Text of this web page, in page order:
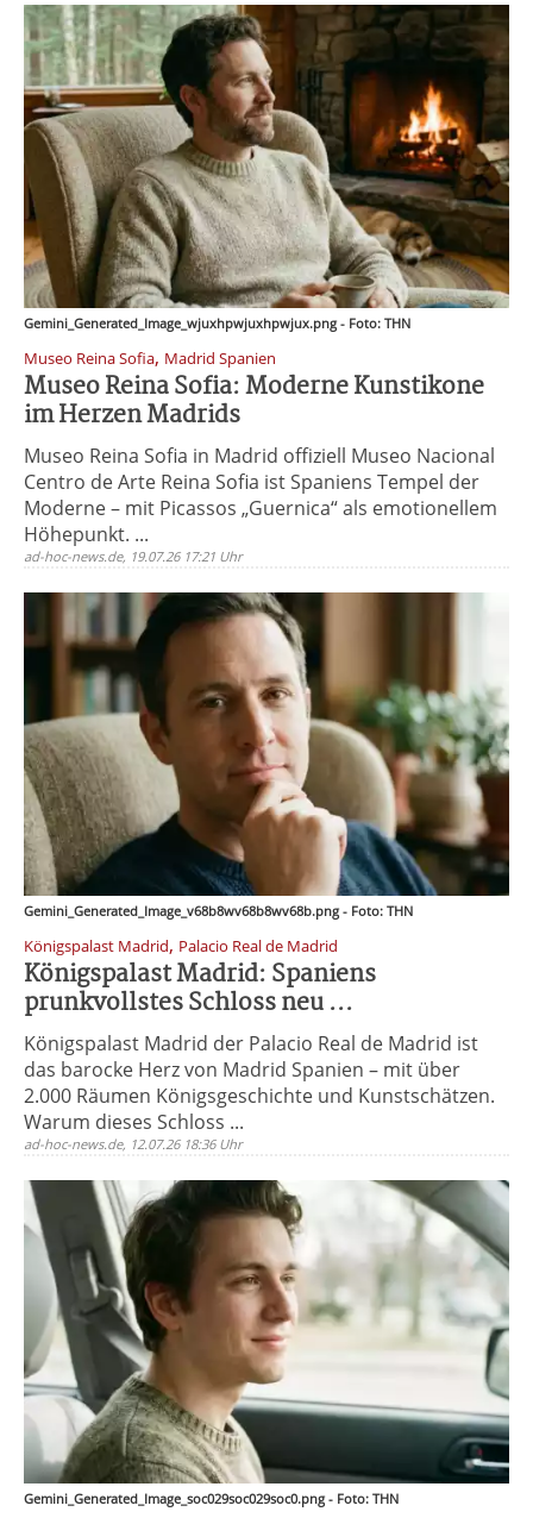
Gemini_Generated_Image_wjuxhpwjuxhpwjux.png - Foto: THN
Museo Reina Sofia, Madrid Spanien
Museo Reina Sofia: Moderne Kunstikone
im Herzen Madrids
Museo Reina Sofia in Madrid offiziell Museo Nacional
Centro de Arte Reina Sofia ist Spaniens Tempel der
Moderne – mit Picassos „Guernica“ als emotionellem
Höhepunkt. ...
ad-hoc-news.de, 19.07.26 17:21 Uhr
Gemini_Generated_Image_v68b8wv68b8wv68b.png - Foto: THN
Königspalast Madrid, Palacio Real de Madrid
Königspalast Madrid: Spaniens
prunkvollstes Schloss neu ...
Königspalast Madrid der Palacio Real de Madrid ist
das barocke Herz von Madrid Spanien – mit über
2.000 Räumen Königsgeschichte und Kunstschätzen.
Warum dieses Schloss ...
ad-hoc-news.de, 12.07.26 18:36 Uhr
Gemini_Generated_Image_soc029soc029soc0.png - Foto: THN